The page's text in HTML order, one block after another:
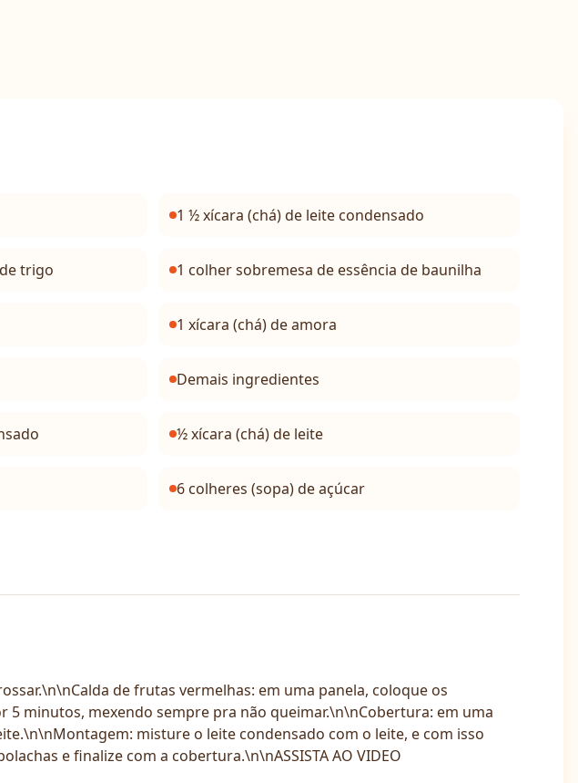
1 ½ xícara (chá) de leite condensado
trigo 1 colher sobremesa de essência de baunilha
1 xícara (chá) de amora
Demais ingredientes
½ xícara (chá) de leite
6 colheres (sopa) de açúcar
de frutas vermelhas: em uma panela, coloque os
5 minutos, mexendo sempre pra não queimar.\n\nCobertura: em uma
misture o leite condensado com o leite, e com isso
e finalize com a cobertura.\n\nASSISTA AO VIDEO